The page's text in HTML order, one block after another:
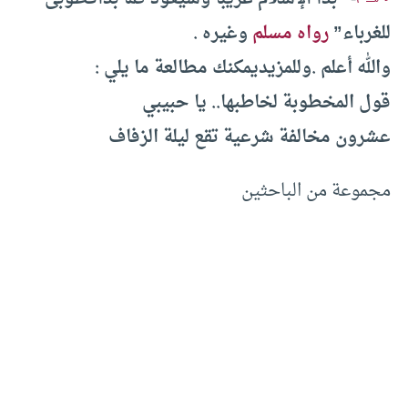
للغرباء”رواه مسلموغيره.
والله أعلم.وللمزيديمكنك مطالعة ما يلي:
قول المخطوبة لخاطبها.. يا حبيبي
عشرون مخالفة شرعية تقع ليلة الزفاف
مجموعة من الباحثين